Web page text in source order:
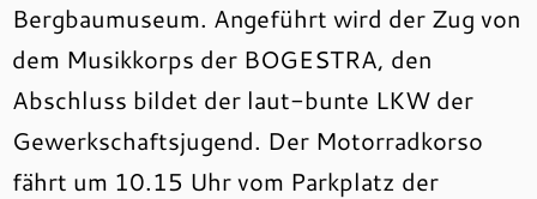
Bergbaumuseum. Angeführt wird der Zug von
dem Musikkorps der BOGESTRA, den
Abschluss bildet der laut-bunte LKW der
Gewerkschaftsjugend. Der Motorradkorso
fährt um 10.15 Uhr vom Parkplatz der